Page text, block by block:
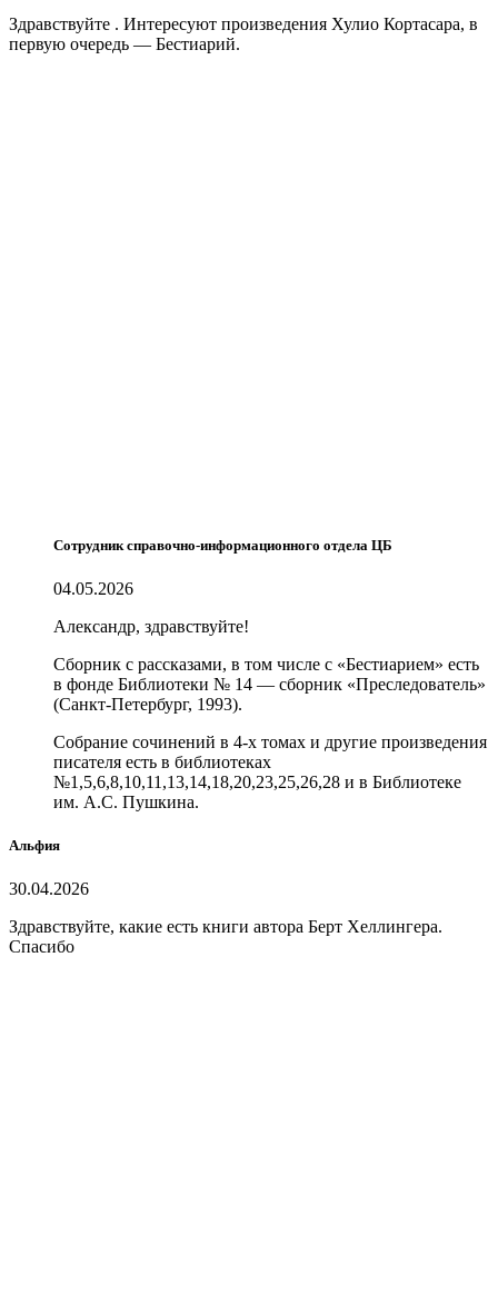
Здравствуйте . Интересуют произведения Хулио Кортасара, в
первую очередь — Бестиарий.
Сотрудник справочно-информационного отдела ЦБ
04.05.2026
Александр, здравствуйте!
Сборник с рассказами, в том числе с «Бестиарием» есть
в фонде Библиотеки № 14 — сборник «Преследователь»
(Санкт-Петербург, 1993).
Собрание сочинений в 4-х томах и другие произведения
писателя есть в библиотеках
№1,5,6,8,10,11,13,14,18,20,23,25,26,28 и в Библиотеке
им. А.С. Пушкина.
Альфия
30.04.2026
Здравствуйте, какие есть книги автора Берт Хеллингера.
Спасибо